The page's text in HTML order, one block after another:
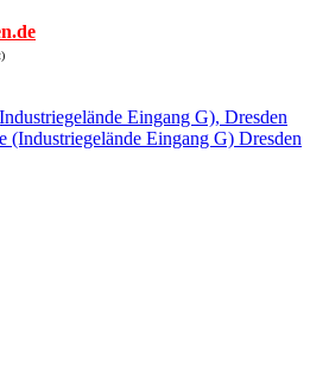
Eingang G), Dresden